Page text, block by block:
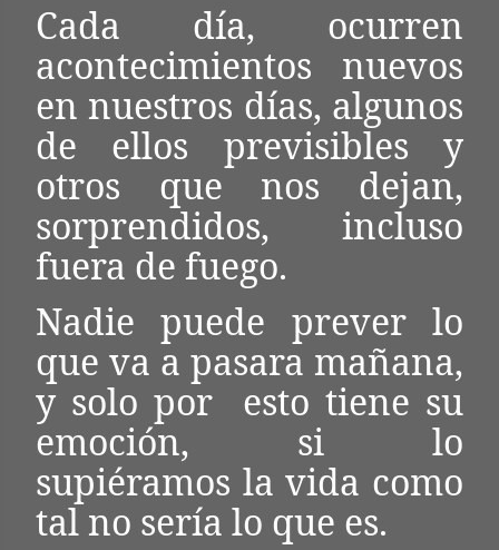
Cada día, ocurren
acontecimientos nuevos
en nuestros días, algunos
de ellos previsibles y
otros que nos dejan,
sorprendidos, incluso
fuera de fuego.
Nadie puede prever lo
que va a pasara mañana,
y solo por
esto tiene su
emoción, si lo
supiéramos la vida como
tal no sería lo que es.